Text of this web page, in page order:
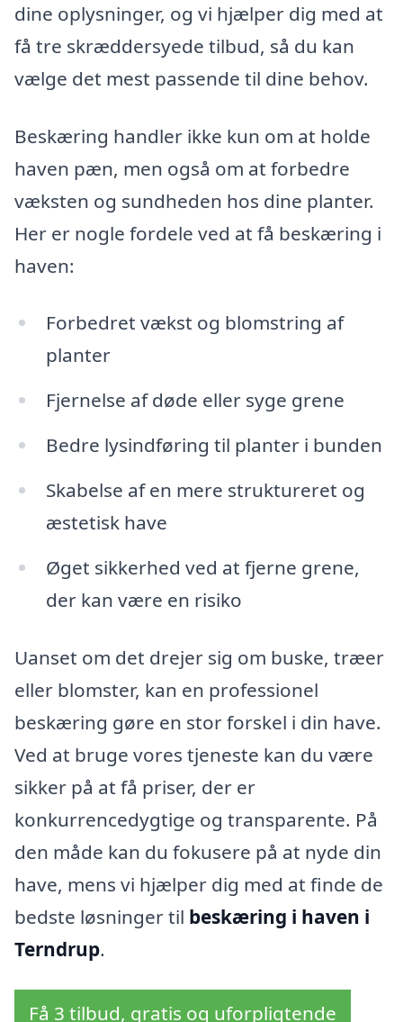
dine oplysninger, og vi hjælper dig med at
få tre skræddersyede tilbud, så du kan
vælge det mest passende til dine behov.
Beskæring handler ikke kun om at holde
haven pæn, men også om at forbedre
væksten og sundheden hos dine planter.
Her er nogle fordele ved at få beskæring i
haven:
Forbedret vækst og blomstring af
planter
Fjernelse af døde eller syge grene
Bedre lysindføring til planter i bunden
Skabelse af en mere struktureret og
æstetisk have
Øget sikkerhed ved at fjerne grene,
der kan være en risiko
Uanset om det drejer sig om buske, træer
eller blomster, kan en professionel
beskæring gøre en stor forskel i din have.
Ved at bruge vores tjeneste kan du være
sikker på at få priser, der er
konkurrencedygtige og transparente. På
den måde kan du fokusere på at nyde din
have, mens vi hjælper dig med at finde de
bedste løsninger til beskæring i haven i
Terndrup.
Få 3 tilbud, gratis og uforpligtende